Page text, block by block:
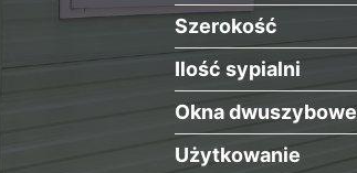
Szerokość
Ilość sypialni
Okna dwuszybowe
Użytkowanie